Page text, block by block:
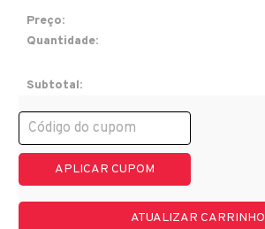
[22/08/2023]
palavras
o
princípio
educação
APLICAR CUPOM
ATUALIZAR CARRINHO